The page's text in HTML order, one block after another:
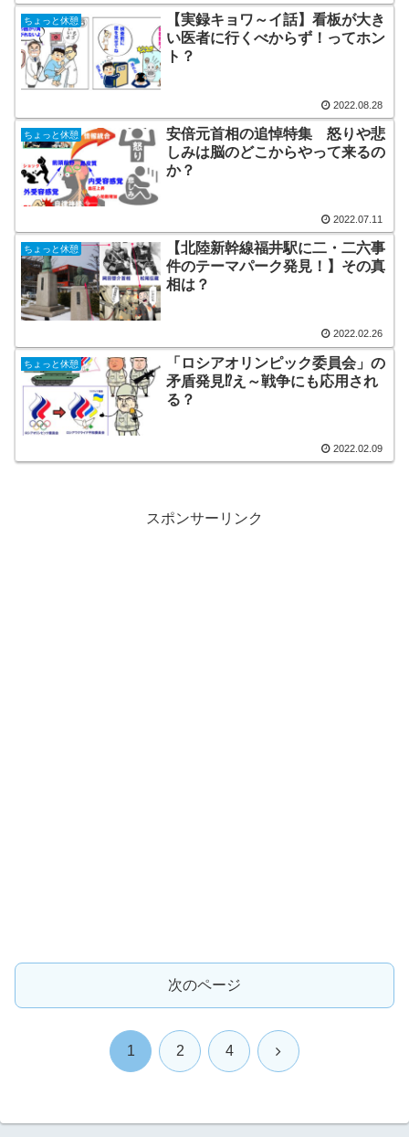
ちょっと休憩
【実録キョワ～イ話】看板が大き
い医者に行くべからず！ってホン
ト？
2022.08.28
ちょっと休憩
安倍元首相の追悼特集 怒りや悲
しみは脳のどこからやって来るの
か？
2022.07.11
ちょっと休憩
【北陸新幹線福井駅に二・二六事
件のテーマパーク発見！】その真
相は？
2022.02.26
ちょっと休憩
「ロシアオリンピック委員会」の
矛盾発見⁉え～戦争にも応用され
る？
2022.02.09
スポンサーリンク
次のページ
1 2 4 次